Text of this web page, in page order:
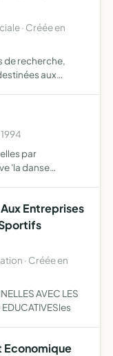
· Créée en
de recherche,
aux
par
'la danse
Entreprises
· Créée en
AVEC LES
Economique